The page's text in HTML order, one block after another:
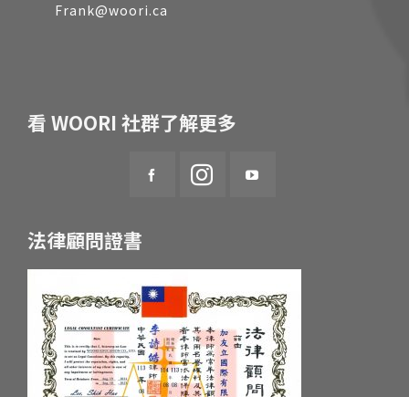
Frank@woori.ca
看 WOORI 社群了解更多
法律顧問證書